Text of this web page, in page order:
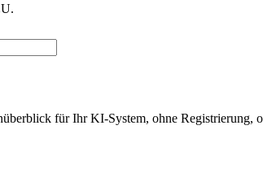
für Ihr KI-System, ohne Registrierung,